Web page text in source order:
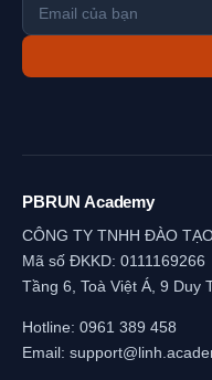
PBRUN Academy
CÔNG TY TNHH ĐÀO
Mã số ĐKKD: 0111169266
Tầng 6, Toà Việt Á, 9 Duy
Hotline: 0961 389 458
Email: